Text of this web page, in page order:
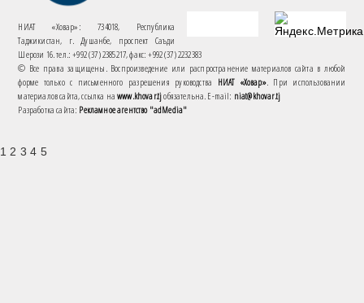
НИАТ «Ховар»: 734018, Республика
Таджикистан, г. Душанбе, проспект Саъди
Шерози 16. тел.: +992 (37) 2385217, факс: +992 (37) 2232383
© Все права защищены. Воспроизведение или распространение материалов сайта в любой
форме только с письменного разрешения руководства НИАТ «Ховар». При использовании
материалов сайта, ссылка наwww.khovar.tjобязательна. E-mail: niat@khovar.tj
Разработка сайта: Рекламное агентство "adMedia"
1 2 3 4 5